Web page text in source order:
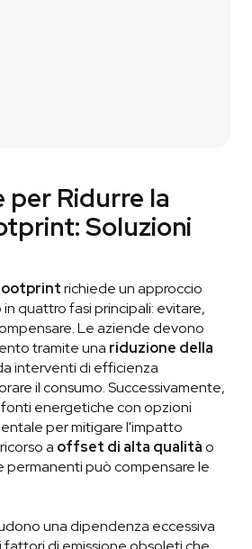
per Ridurre la
Soluzioni
richiede un approccio
quattro fasi principali: evitare,
Le aziende devono
tramite una riduzione della
interventi di efficienza
il consumo. Successivamente,
energetiche con opzioni
per mitigare l'impatto
a offset di alta qualitào
permanenti può compensare le
una dipendenza eccessiva